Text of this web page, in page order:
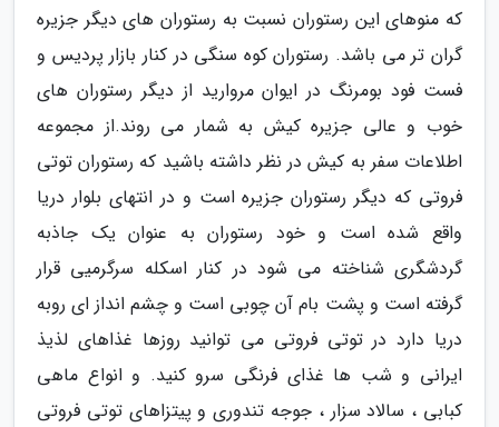
که منوهای این رستوران نسبت به رستوران های دیگر جزیره
گران تر می باشد. رستوران کوه سنگی در کنار بازار پردیس و
فست فود بومرنگ در ایوان مروارید از دیگر رستوران های
خوب و عالی جزیره کیش به شمار می روند.از مجموعه
اطلاعات سفر به کیش در نظر داشته باشید که رستوران توتی
فروتی که دیگر رستوران جزیره است و در انتهای بلوار دریا
واقع شده است و خود رستوران به عنوان یک جاذبه
گردشگری شناخته می شود در کنار اسکله سرگرمیی قرار
گرفته است و پشت بام آن چوبی است و چشم انداز ای روبه
دریا دارد در توتی فروتی می توانید روزها غذاهای لذیذ
ایرانی و شب ها غذای فرنگی سرو کنید. و انواع ماهی
کبابی ، سالاد سزار ، جوجه تندوری و پیتزاهای توتی فروتی